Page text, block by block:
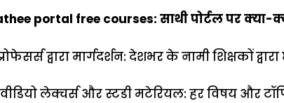
portal free courses: साथी पोर्टल पर क्या-
द्वारा मार्गदर्शन: देशभर के नामी शिक्षकों
लेक्चर्स और स्टडी मटेरियल: हर विषय और